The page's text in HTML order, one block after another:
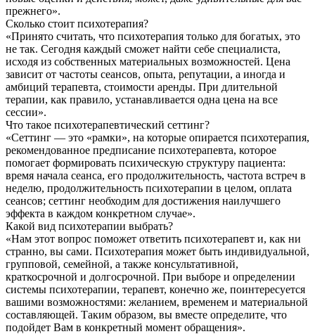
прежнего».
Сколько стоит психотерапия?
«Принято считать, что психотерапия только для богатых, это
не так. Сегодня каждый сможет найти себе специалиста,
исходя из собственных материальных возможностей. Цена
зависит от частоты сеансов, опыта, репутации, а иногда и
амбиций терапевта, стоимости аренды. При длительной
терапии, как правило, устанавливается одна цена на все
сессии».
Что такое психотерапевтический сеттинг?
«Сеттинг — это «рамки», на которые опирается психотерапия,
рекомендованное предписание психотерапевта, которое
помогает формировать психическую структуру пациента:
время начала сеанса, его продолжительность, частота встреч в
неделю, продолжительность психотерапии в целом, оплата
сеансов; сеттинг необходим для достижения наилучшего
эффекта в каждом конкретном случае».
Какой вид психотерапии выбрать?
«Нам этот вопрос поможет ответить психотерапевт и, как ни
странно, вы сами. Психотерапия может быть индивидуальной,
групповой, семейной, а также консультативной,
краткосрочной и долгосрочной. При выборе и определении
системы психотерапии, терапевт, конечно же, поинтересуется
вашими возможностями: желанием, временем и материальной
составляющей. Таким образом, вы вместе определите, что
подойдет Вам в конкретный момент обращения».